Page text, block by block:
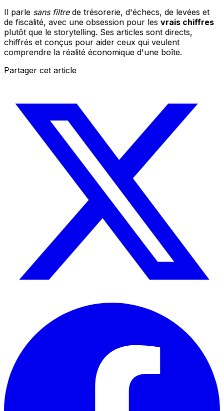
Il parle sans filtrede trésorerie, d'échecs, de levées et
de fiscalité, avec une obsession pour les vrais chiffres
plutôt que le storytelling. Ses articles sont directs,
chiffrés et conçus pour aider ceux qui veulent
comprendre la réalité économique d'une boîte.
Partager cet article